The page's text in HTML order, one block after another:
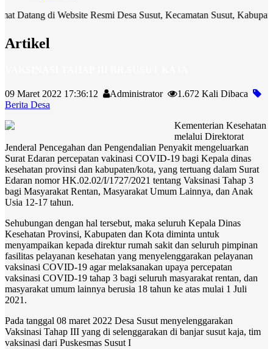
di Website Resmi Desa Susut, Kecamatan Susut, Kabupaten
Artikel
09 Maret 2022 17:36:12 Administrator
1.672 Kali Dibaca
Berita Desa
Kementerian Kesehatan
melalui Direktorat
Jenderal Pencegahan dan Pengendalian Penyakit mengeluarkan
Surat Edaran percepatan vakinasi COVID-19 bagi Kepala dinas
kesehatan provinsi dan kabupaten/kota, yang tertuang dalam Surat
Edaran nomor HK.02.02/I/1727/2021 tentang Vaksinasi Tahap 3
bagi Masyarakat Rentan, Masyarakat Umum Lainnya, dan Anak
Usia 12-17 tahun.
Sehubungan dengan hal tersebut, maka seluruh Kepala Dinas
Kesehatan Provinsi, Kabupaten dan Kota diminta untuk
menyampaikan kepada direktur rumah sakit dan seluruh pimpinan
fasilitas pelayanan kesehatan yang menyelenggarakan pelayanan
vaksinasi COVID-19 agar melaksanakan upaya percepatan
vaksinasi COVID-19 tahap 3 bagi seluruh masyarakat rentan, dan
masyarakat umum lainnya berusia 18 tahun ke atas mulai 1 Juli
2021.
Pada tanggal 08 maret 2022 Desa Susut menyelenggarakan
Vaksinasi Tahap III yang di selenggarakan di banjar susut kaja, tim
vaksinasi dari Puskesmas Susut I